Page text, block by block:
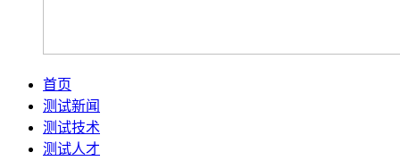
首页
测试新闻
测试技术
测试人才